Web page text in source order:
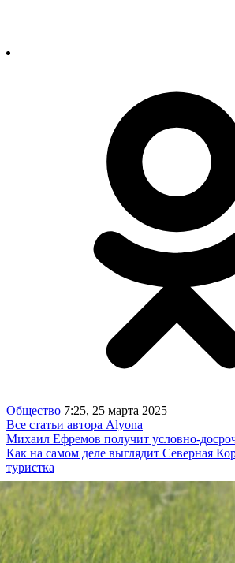
Общество 7:25, 25 марта 2025
Все статьи автора Alyona
Михаил Ефремов получит условно-
Как на самом деле выглядит Северная
туристка